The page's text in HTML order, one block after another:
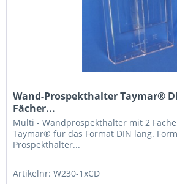
Wand-Prospekthalter Taymar®
Fächer...
Multi - Wandprospekthalter mit 2
Taymar® für das Format DIN lang.
Prospekthalter...
Artikelnr: W230-1xCD